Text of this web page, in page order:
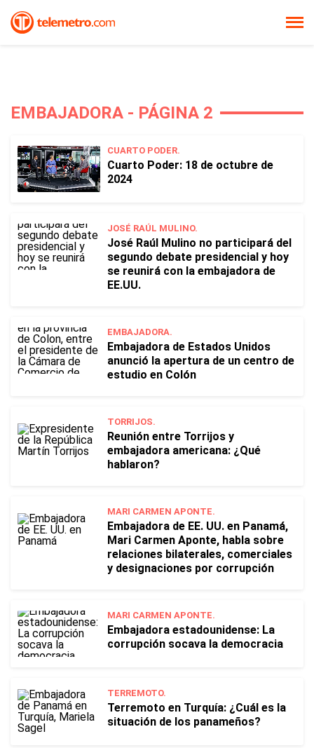
EMBAJADORA - PÁGINA 2
CUARTO PODER.
Cuarto Poder: 18 de octubre de
2024
JOSÉ RAÚL MULINO.
José Raúl Mulino no participará del
segundo debate presidencial y hoy
se reunirá con la embajadora de
EE.UU.
EMBAJADORA.
Embajadora de Estados Unidos
anunció la apertura de un centro de
estudio en Colón
TORRIJOS.
Reunión entre Torrijos y
embajadora americana: ¿Qué
hablaron?
MARI CARMEN APONTE.
Embajadora de EE. UU. en Panamá,
Mari Carmen Aponte, habla sobre
relaciones bilaterales, comerciales
y designaciones por corrupción
MARI CARMEN APONTE.
Embajadora estadounidense: La
corrupción socava la democracia
TERREMOTO.
Terremoto en Turquía: ¿Cuál es la
situación de los panameños?